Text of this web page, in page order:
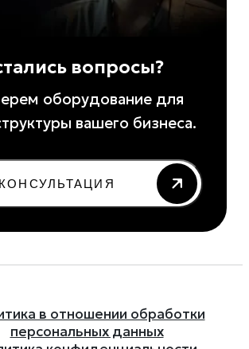
вопросы?
оборудование для
вашего бизнеса.
КОНСУЛЬТАЦИЯ
в отношении обработки
персональных данных